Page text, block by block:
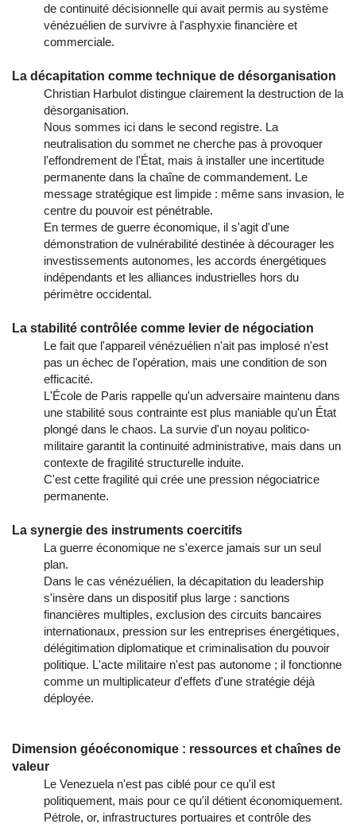
de continuité décisionnelle qui avait permis au système
vénézuélien de survivre à l'asphyxie financière et
commerciale.
La décapitation comme technique de désorganisation
Christian Harbulot distingue clairement la destruction de la
désorganisation.
Nous sommes ici dans le second registre. La
neutralisation du sommet ne cherche pas à provoquer
l'effondrement de l'État, mais à installer une incertitude
permanente dans la chaîne de commandement. Le
message stratégique est limpide : même sans invasion, le
centre du pouvoir est pénétrable.
En termes de guerre économique, il s'agit d'une
démonstration de vulnérabilité destinée à décourager les
investissements autonomes, les accords énergétiques
indépendants et les alliances industrielles hors du
périmètre occidental.
La stabilité contrôlée comme levier de négociation
Le fait que l'appareil vénézuélien n'ait pas implosé n'est
pas un échec de l'opération, mais une condition de son
efficacité.
L'École de Paris rappelle qu'un adversaire maintenu dans
une stabilité sous contrainte est plus maniable qu'un État
plongé dans le chaos. La survie d'un noyau politico-
militaire garantit la continuité administrative, mais dans un
contexte de fragilité structurelle induite.
C'est cette fragilité qui crée une pression négociatrice
permanente.
La synergie des instruments coercitifs
La guerre économique ne s'exerce jamais sur un seul
plan.
Dans le cas vénézuélien, la décapitation du leadership
s'insère dans un dispositif plus large : sanctions
financières multiples, exclusion des circuits bancaires
internationaux, pression sur les entreprises énergétiques,
délégitimation diplomatique et criminalisation du pouvoir
politique. L'acte militaire n'est pas autonome ; il fonctionne
comme un multiplicateur d'effets d'une stratégie déjà
déployée.
Dimension géoéconomique : ressources et chaînes de
valeur
Le Venezuela n'est pas ciblé pour ce qu'il est
politiquement, mais pour ce qu'il détient économiquement.
Pétrole, or, infrastructures portuaires et contrôle des